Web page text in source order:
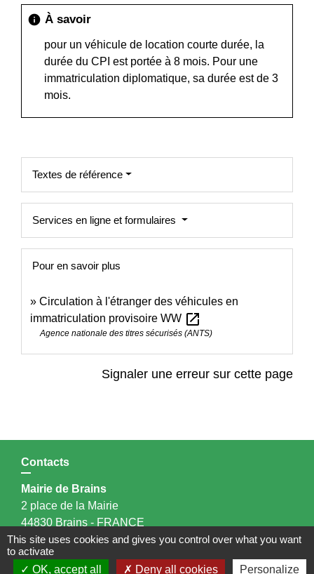
info À savoir
pour un véhicule de location courte durée, la
durée du CPI est portée à 8 mois. Pour une
immatriculation diplomatique, sa durée est de 3
mois.
Textes de référence
Services en ligne et formulaires
Pour en savoir plus
Circulation à l'étranger des véhicules en
immatriculation provisoire WW open_in_new
Agence nationale des titres sécurisés (ANTS)
Signaler une erreur sur cette page
Contacts
Mairie de Brains
2 place de la Mairie
44830 Brains - FRANCE
+33 2 40 65 51 30
Contact par formulaire
This site uses cookies and gives you control over what you want
to activate
OK, accept all
Deny all cookies Personalize